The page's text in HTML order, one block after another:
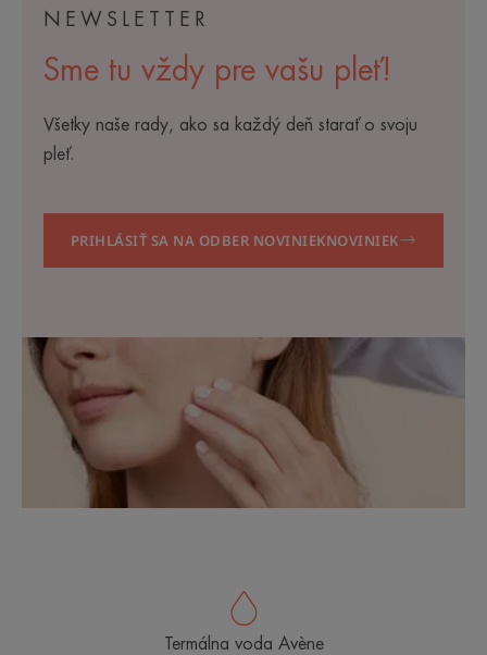
NEWSLETTER
Sme tu vždy pre vašu pleť!
Všetky naše rady, ako sa každý deň starať o svoju
pleť.
PRIHLÁSIŤ SA NA ODBER NOVINIEKNOVINIEK
Termálna voda Avène